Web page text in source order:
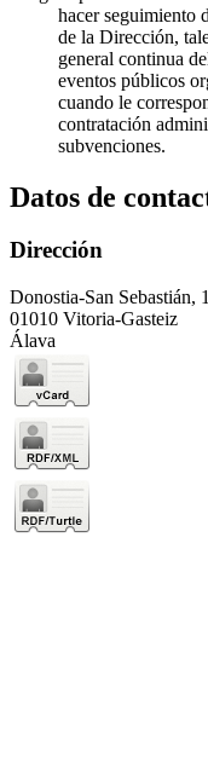
hacer seguimiento
de la Dirección,
general continua
eventos públicos
cuando le
contratación
subvenciones.
Datos de
Dirección
Donostia-San Sebastián, 1
01010 Vitoria-Gasteiz
Álava